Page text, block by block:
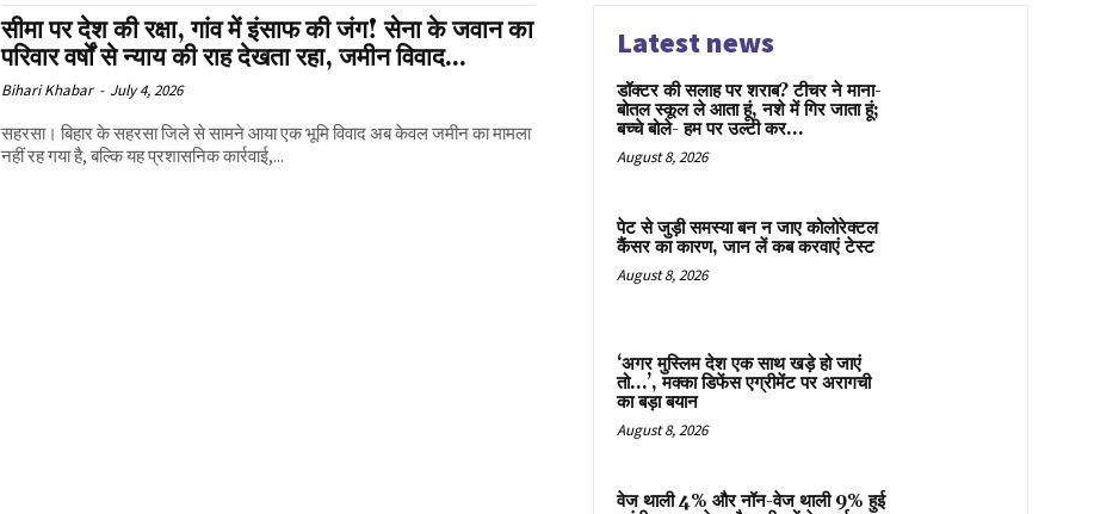
सीमा पर देश की रक्षा, गांव में इंसाफ की जंग! सेना के जवान का
परिवार वर्षों से न्याय की राह देखता रहा, जमीन विवाद...
Bihari Khabar - July 4, 2026
सहरसा। बिहार के सहरसा जिले से सामने आया एक भूमि विवाद अब केवल जमीन का मामला
नहीं रह गया है, बल्कि यह प्रशासनिक कार्रवाई,...
Latest news
डॉक्टर की सलाह पर शराब? टीचर ने माना-
बोतल स्कूल ले आता हूं, नशे में गिर जाता हूं;
बच्चे बोले- हम पर उल्टी कर...
August 8, 2026
पेट से जुड़ी समस्या बन न जाए कोलोरेक्टल
कैंसर का कारण, जान लें कब करवाएं टेस्ट
August 8, 2026
‘अगर मुस्लिम देश एक साथ खड़े हो जाएं
तो…’, मक्का डिफेंस एग्रीमेंट पर अरागची
का बड़ा बयान
August 8, 2026
वेज थाली 4% और नॉन-वेज थाली 9% हुई